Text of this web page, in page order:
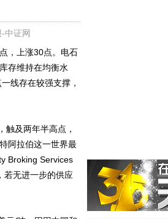
中证网
，上涨30点。电石
存维持在均衡水
线存在较强支撑，
及两年半高点，
阿拉伯这一世界最
Broking Services
若无进一步的供应